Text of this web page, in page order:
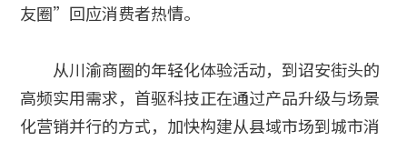
友圈”回应消费者热情。
从川渝商圈的年轻化体验活动，到诏安街头的
高频实用需求，首驱科技正在通过产品升级与场景
化营销并行的方式，加快构建从县域市场到城市消